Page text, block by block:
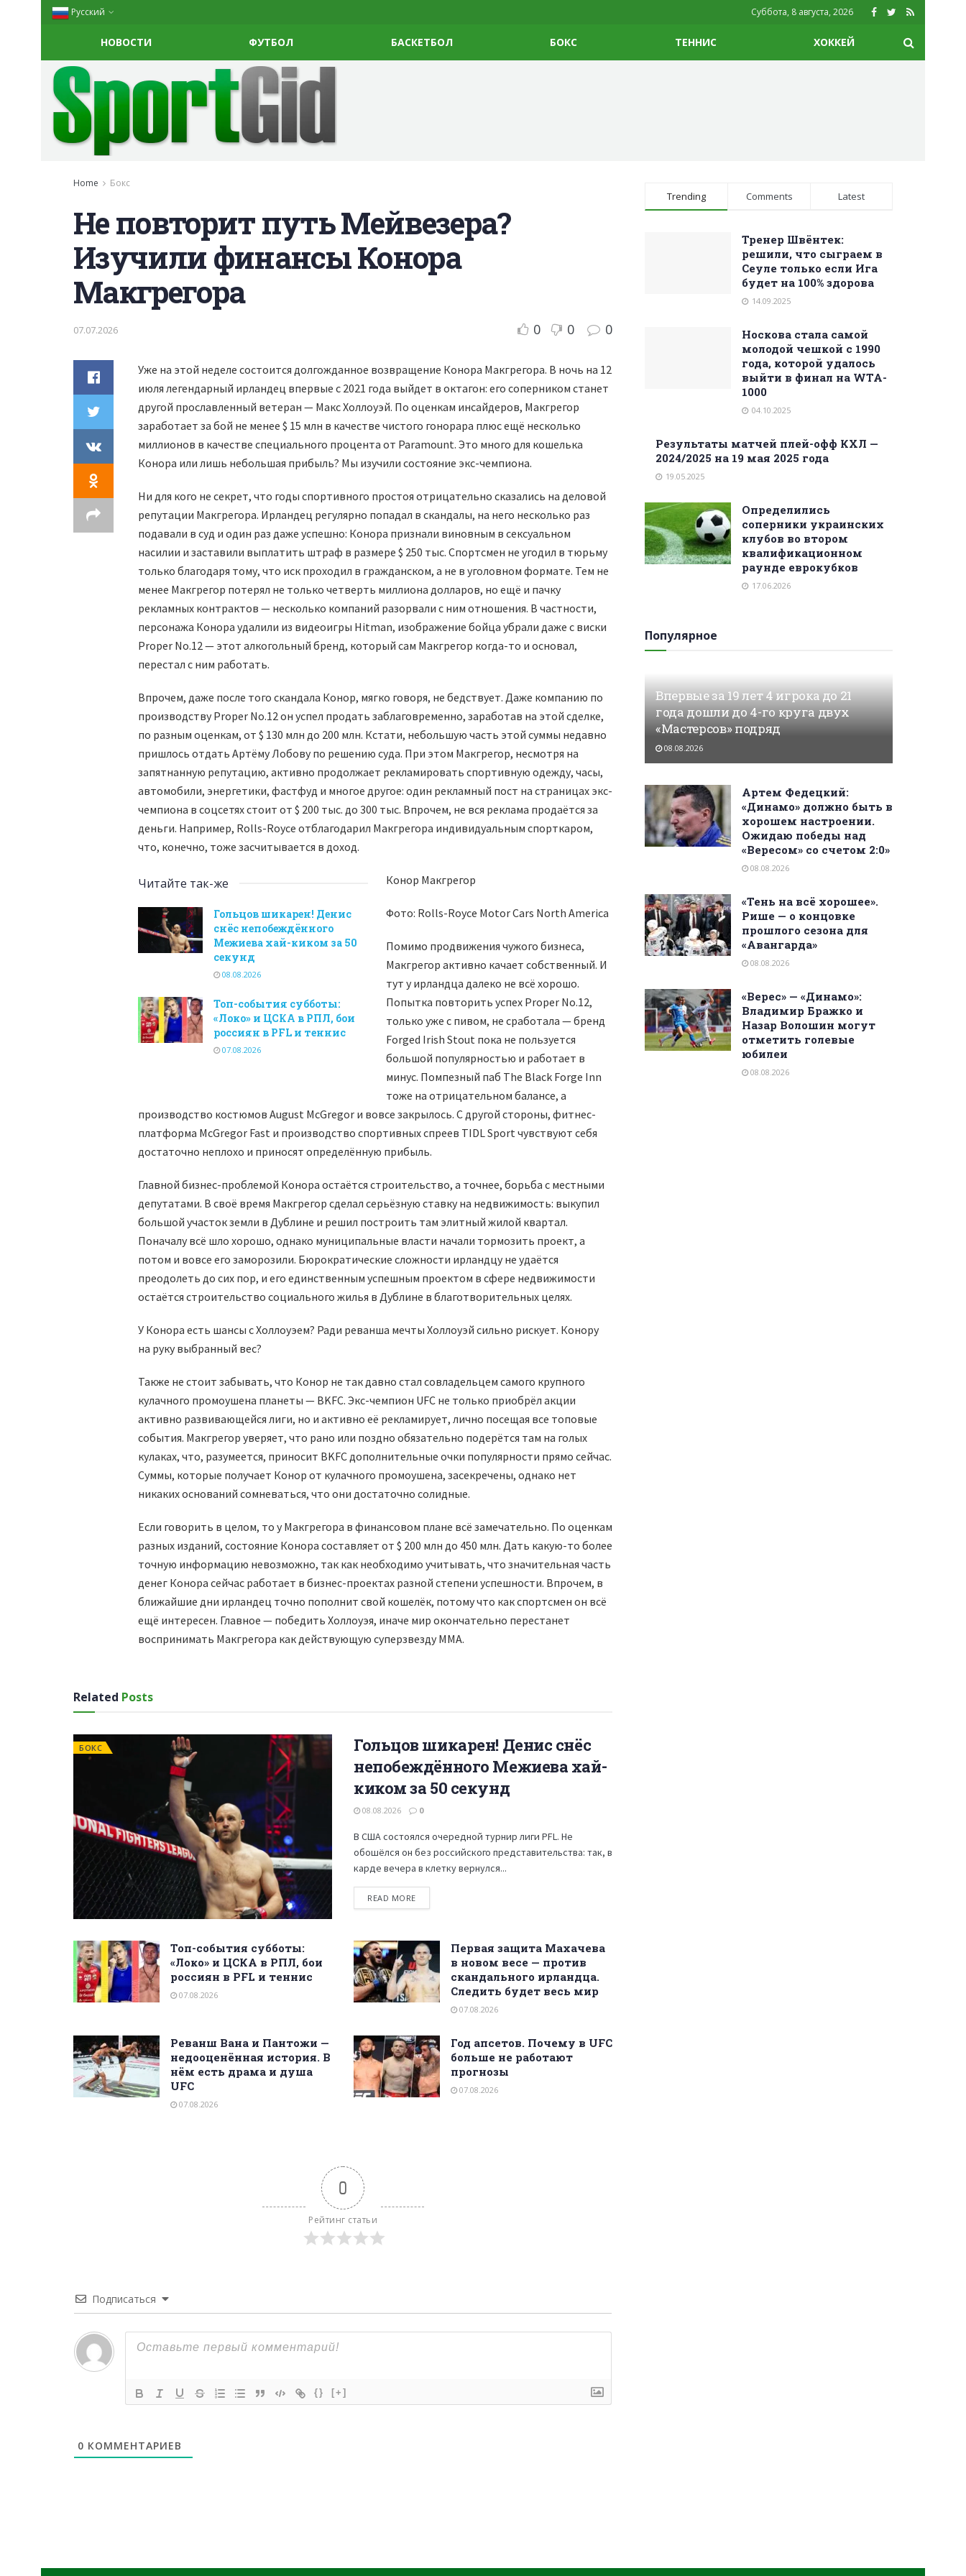
Русский Суббота, 8 августа, 2026
НОВОСТИ ФУТБОЛ БАСКЕТБОЛ БОКС ТЕННИС ХОККЕЙ
Home Бокс
Не повторит путь Мейвезера?
Изучили финансы Конора
Макгрегора
07.07.2026 0 0 0
Уже на этой неделе состоится долгожданное возвращение Конора Макгрегора. В ночь на 12
июля легендарный ирландец впервые с 2021 года выйдет в октагон: его соперником станет
другой прославленный ветеран — Макс Холлоуэй. По оценкам инсайдеров, Макгрегор
заработает за бой не менее $ 15 млн в качестве чистого гонорара плюс ещё несколько
миллионов в качестве специального процента от Paramount. Это много для кошелька
Конора или лишь небольшая прибыль? Мы изучили состояние экс-чемпиона.
Ни для кого не секрет, что годы спортивного простоя отрицательно сказались на деловой
репутации Макгрегора. Ирландец регулярно попадал в скандалы, на него несколько раз
подавали в суд и один раз даже успешно: Конора признали виновным в сексуальном
насилии и заставили выплатить штраф в размере $ 250 тыс. Спортсмен не угодил в тюрьму
только благодаря тому, что иск проходил в гражданском, а не в уголовном формате. Тем не
менее Макгрегор потерял не только четверть миллиона долларов, но ещё и пачку
рекламных контрактов — несколько компаний разорвали с ним отношения. В частности,
персонажа Конора удалили из видеоигры Hitman, изображение бойца убрали даже с виски
Proper No.12 — этот алкогольный бренд, который сам Макгрегор когда-то и основал,
перестал с ним работать.
Впрочем, даже после того скандала Конор, мягко говоря, не бедствует. Даже компанию по
производству Proper No.12 он успел продать заблаговременно, заработав на этой сделке,
по разным оценкам, от $ 130 млн до 200 млн. Кстати, небольшую часть этой суммы недавно
пришлось отдать Артёму Лобову по решению суда. При этом Макгрегор, несмотря на
запятнанную репутацию, активно продолжает рекламировать спортивную одежду, часы,
автомобили, энергетики, фастфуд и многое другое: один рекламный пост на страницах экс-
чемпиона в соцсетях стоит от $ 200 тыс. до 300 тыс. Впрочем, не вся реклама продаётся за
деньги. Например, Rolls-Royce отблагодарил Макгрегора индивидуальным спорткаром,
что, конечно, тоже засчитывается в доход.
Читайте так-же
Гольцов шикарен! Денис
снёс непобеждённого
Межиева хай-киком за 50
секунд
08.08.2026
Топ-события субботы:
«Локо» и ЦСКА в РПЛ, бои
россиян в PFL и теннис
07.08.2026
Конор Макгрегор
Фото: Rolls-Royce Motor Cars North America
Помимо продвижения чужого бизнеса,
Макгрегор активно качает собственный. И
тут у ирландца далеко не всё хорошо.
Попытка повторить успех Proper No.12,
только уже с пивом, не сработала — бренд
Forged Irish Stout пока не пользуется
большой популярностью и работает в
минус. Помпезный паб The Black Forge Inn
тоже на отрицательном балансе, а
производство костюмов August McGregor и вовсе закрылось. С другой стороны, фитнес-
платформа McGregor Fast и производство спортивных спреев TIDL Sport чувствуют себя
достаточно неплохо и приносят определённую прибыль.
Главной бизнес-проблемой Конора остаётся строительство, а точнее, борьба с местными
депутатами. В своё время Макгрегор сделал серьёзную ставку на недвижимость: выкупил
большой участок земли в Дублине и решил построить там элитный жилой квартал.
Поначалу всё шло хорошо, однако муниципальные власти начали тормозить проект, а
потом и вовсе его заморозили. Бюрократические сложности ирландцу не удаётся
преодолеть до сих пор, и его единственным успешным проектом в сфере недвижимости
остаётся строительство социального жилья в Дублине в благотворительных целях.
У Конора есть шансы с Холлоуэем? Ради реванша мечты Холлоуэй сильно рискует. Конору
на руку выбранный вес?
Также не стоит забывать, что Конор не так давно стал совладельцем самого крупного
кулачного промоушена планеты — BKFC. Экс-чемпион UFC не только приобрёл акции
активно развивающейся лиги, но и активно её рекламирует, лично посещая все топовые
события. Макгрегор уверяет, что рано или поздно обязательно подерётся там на голых
кулаках, что, разумеется, приносит BKFC дополнительные очки популярности прямо сейчас.
Суммы, которые получает Конор от кулачного промоушена, засекречены, однако нет
никаких оснований сомневаться, что они достаточно солидные.
Если говорить в целом, то у Макгрегора в финансовом плане всё замечательно. По оценкам
разных изданий, состояние Конора составляет от $ 200 млн до 450 млн. Дать какую-то более
точную информацию невозможно, так как необходимо учитывать, что значительная часть
денег Конора сейчас работает в бизнес-проектах разной степени успешности. Впрочем, в
ближайшие дни ирландец точно пополнит свой кошелёк, потому что как спортсмен он всё
ещё интересен. Главное — победить Холлоуэя, иначе мир окончательно перестанет
воспринимать Макгрегора как действующую суперзвезду ММА.
Related Posts
БОКС
Гольцов шикарен! Денис снёс
непобеждённого Межиева хай-
киком за 50 секунд
08.08.2026 0
В США состоялся очередной турнир лиги PFL. Не
обошёлся он без российского представительства: так, в
карде вечера в клетку вернулся...
READ MORE
Топ-события субботы:
«Локо» и ЦСКА в РПЛ, бои
россиян в PFL и теннис
07.08.2026
Первая защита Махачева
в новом весе — против
скандального ирландца.
Следить будет весь мир
07.08.2026
Реванш Вана и Пантожи —
недооценённая история. В
нём есть драма и душа
UFC
07.08.2026
Год апсетов. Почему в UFC
больше не работают
прогнозы
07.08.2026
0
Рейтинг статьи
Подписаться
{} [+]
0 КОММЕНТАРИЕВ
Trending Comments Latest
Тренер Швёнтек:
решили, что сыграем в
Сеуле только если Ига
будет на 100% здорова
14.09.2025
Носкова стала самой
молодой чешкой с 1990
года, которой удалось
выйти в финал на WTA-
1000
04.10.2025
Результаты матчей плей-офф КХЛ —
2024/2025 на 19 мая 2025 года
19.05.2025
Определились
соперники украинских
клубов во втором
квалификационном
раунде еврокубков
17.06.2026
Популярное
Впервые за 19 лет 4 игрока до 21
года дошли до 4-го круга двух
«Мастерсов» подряд
08.08.2026
Артем Федецкий:
«Динамо» должно быть в
хорошем настроении.
Ожидаю победы над
«Вересом» со счетом 2:0»
08.08.2026
«Тень на всё хорошее».
Рише — о концовке
прошлого сезона для
«Авангарда»
08.08.2026
«Верес» — «Динамо»:
Владимир Бражко и
Назар Волошин могут
отметить голевые
юбилеи
08.08.2026